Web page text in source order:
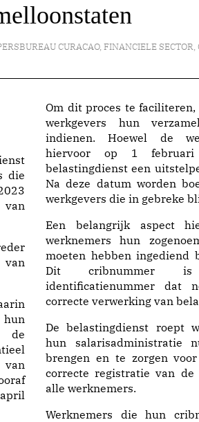
CURACAO, FINANCIELE SECTOR,
die
van
de
Om dit proces te
werkgevers hun
indienen. Hoewel de
hiervoor op 1
belastingdienst een
Na deze datum worden
werkgevers die in gebreke
Een belangrijk aspect
werknemers hun
moeten hebben ingediend
Dit cribnummer
identificatienummer dat
correcte verwerking van
De belastingdienst roept
hun salarisadministratie
brengen en te zorgen
correcte registratie van de
alle werknemers.
Werknemers die hun